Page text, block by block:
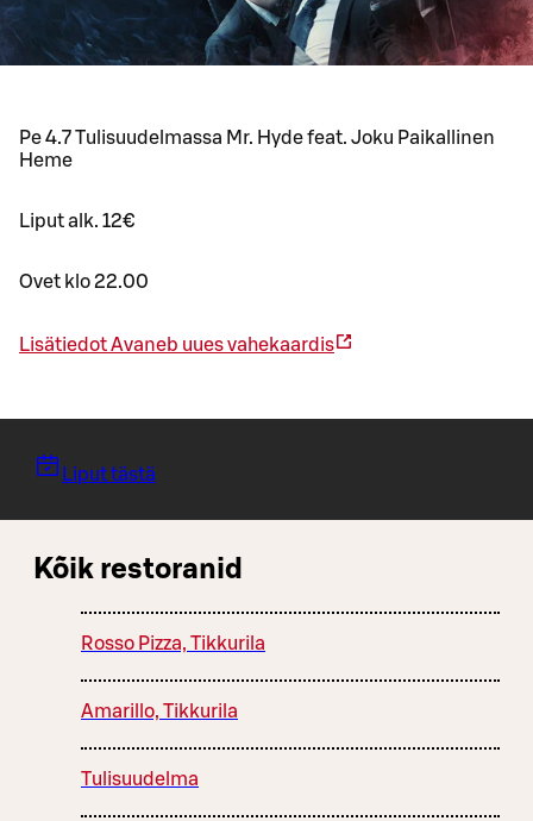
Pe 4.7 Tulisuudelmassa Mr. Hyde feat. Joku Paikallinen
Heme
Liput alk. 12€
Ovet klo 22.00
LisätiedotAvaneb uues vahekaardis
Liput tästä
Kõik restoranid
Rosso Pizza, Tikkurila
Amarillo, Tikkurila
Tulisuudelma